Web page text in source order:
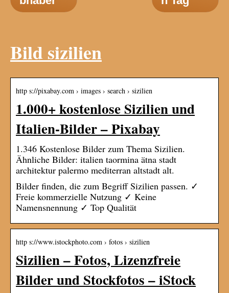
Bild sizilien
http s://pixabay.com › images › search › sizilien
1.000+ kostenlose Sizilien und
Italien-Bilder – Pixabay
1.346 Kostenlose Bilder zum Thema Sizilien.
Ähnliche Bilder: italien taormina ätna stadt
architektur palermo mediterran altstadt alt.
Bilder finden, die zum Begriff Sizilien passen. ✓
Freie kommerzielle Nutzung ✓ Keine
Namensnennung ✓ Top Qualität
http s://www.istockphoto.com › fotos › sizilien
Sizilien – Fotos, Lizenzfreie
Bilder und Stockfotos – iStock